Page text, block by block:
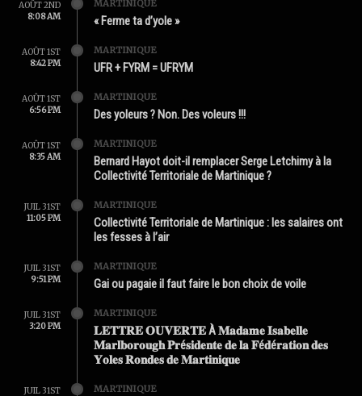
AOÛT 2ND
8:08 AM
MARTINIQUE
« Ferme ta d’yole »
AOÛT 1ST
8:42 PM
MARTINIQUE
UFR + FYRM = UFRYM
AOÛT 1ST
6:56 PM
MARTINIQUE
Des yoleurs ? Non. Des voleurs !!!
AOÛT 1ST
8:35 AM
MARTINIQUE
Bernard Hayot doit-il remplacer Serge Letchimy à la
Collectivité Territoriale de Martinique ?
JUIL 31ST
11:05 PM
MARTINIQUE
Collectivité Territoriale de Martinique : les salaires ont
les fesses à l’air
JUIL 31ST
9:51 PM
MARTINIQUE
Gai ou pagaie il faut faire le bon choix de voile
JUIL 31ST
3:20 PM
MARTINIQUE
𝐋𝐄𝐓𝐓𝐑𝐄 𝐎𝐔𝐕𝐄𝐑𝐓𝐄 À 𝐌𝐚𝐝𝐚𝐦𝐞 𝐈𝐬𝐚𝐛𝐞𝐥𝐥𝐞
𝐌𝐚𝐫𝐥𝐛𝐨𝐫𝐨𝐮𝐠𝐡 𝐏𝐫é𝐬𝐢𝐝𝐞𝐧𝐭𝐞 𝐝𝐞 𝐥𝐚 𝐅é𝐝é𝐫𝐚𝐭𝐢𝐨𝐧 𝐝𝐞𝐬
𝐘𝐨𝐥𝐞𝐬 𝐑𝐨𝐧𝐝𝐞𝐬 𝐝𝐞 𝐌𝐚𝐫𝐭𝐢𝐧𝐢𝐪𝐮𝐞
JUIL 31ST MARTINIQUE